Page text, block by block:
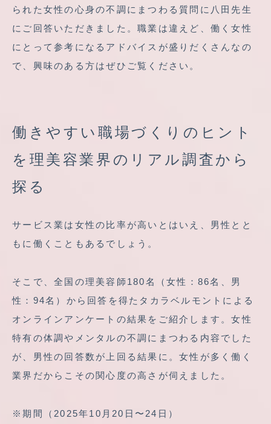
られた女性の心身の不調にまつわる質問に八田先生
にご回答いただきました。職業は違えど、働く女性
にとって参考になるアドバイスが盛りだくさんなの
で、興味のある方はぜひご覧ください。
働きやすい職場づくりのヒント
を理美容業界のリアル調査から
探る
サービス業は女性の比率が高いとはいえ、男性とと
もに働くこともあるでしょう。
そこで、全国の理美容師180名（女性：86名、男
性：94名）から回答を得たタカラベルモントによる
オンラインアンケートの結果をご紹介します。女性
特有の体調やメンタルの不調にまつわる内容でした
が、男性の回答数が上回る結果に。女性が多く働く
業界だからこその関心度の高さが伺えました。
※期間（2025年10月20日〜24日）